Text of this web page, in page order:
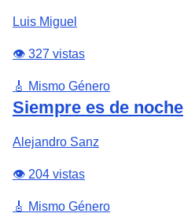
Luis Miguel
👁️ 327 vistas
🎸 Mismo Género
Siempre es de noche
Alejandro Sanz
👁️ 204 vistas
🎸 Mismo Género